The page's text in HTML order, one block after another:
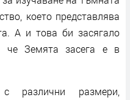
което представлява
А и това би засягало
че Земята засега е в
различни размери,